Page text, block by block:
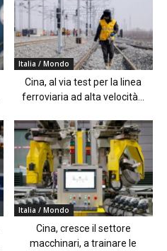
Italia / Mondo
Cina, al via test per la linea
ferroviaria ad alta velocità...
Italia / Mondo
Cina, cresce il settore
macchinari, a trainare le